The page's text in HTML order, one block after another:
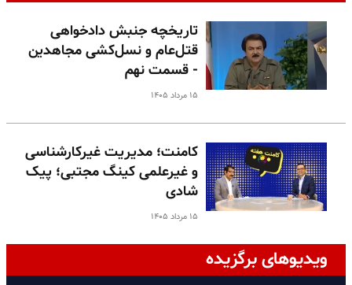
تاریخچه جنبش دادخواهی
قتل‌عام و نسل‌کشی مجاهدین
- قسمت نهم
۱۵ مرداد ۱۴۰۵
کامنت؛ مدیریت غیرکارشناسی
و غیرعلمی کینگ مجتبی؛ پیک
شادی
۱۵ مرداد ۱۴۰۵
ویدیوهای برگزیده